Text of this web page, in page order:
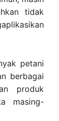
tidak
petani
berbagai
produk
masing-